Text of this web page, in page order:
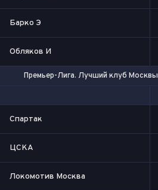
Барко Э
Обляков И
Премьер-Лига. Лучший клуб Москвы
Спартак
ЦСКА
Локомотив Москва